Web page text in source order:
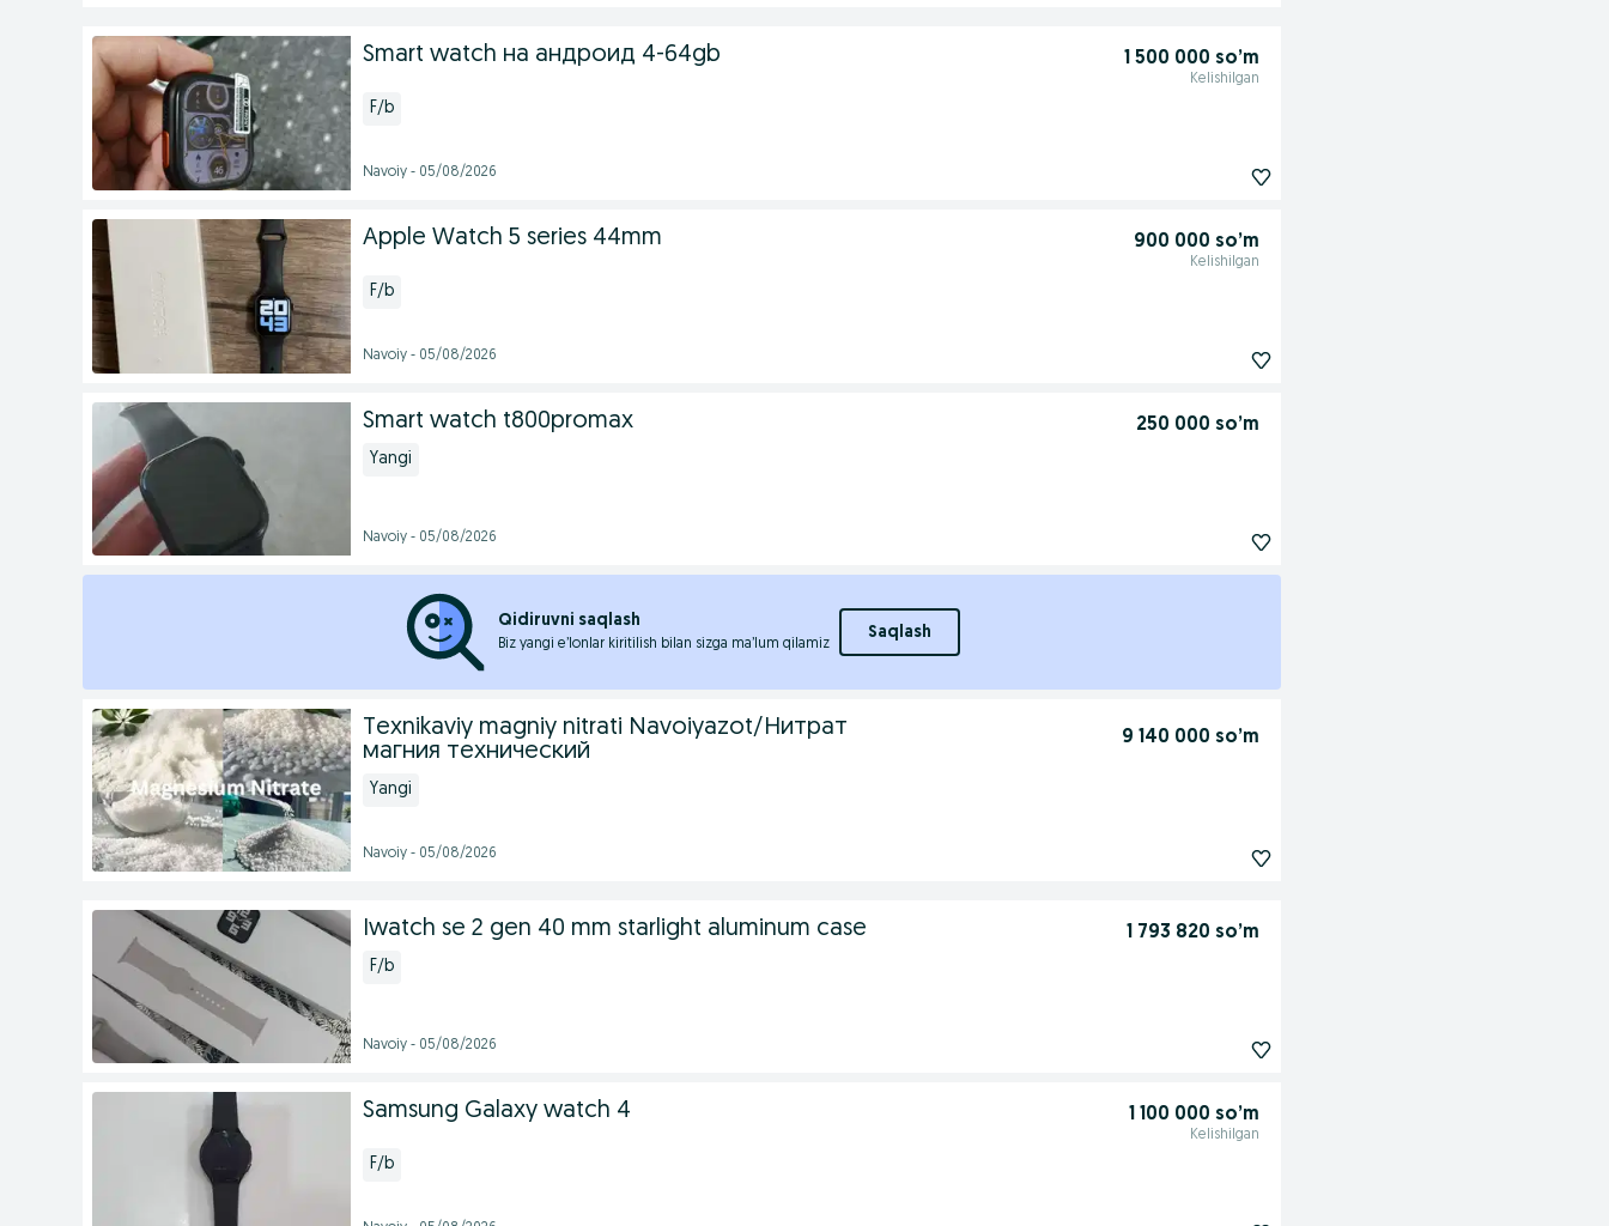
Smart watch на андроид 4-64gb 1 500 000 so’m
Kelishilgan
F/b
Navoiy - 05/08/2026
Apple Watch 5 series 44mm 900 000 so’m
Kelishilgan
F/b
Navoiy - 05/08/2026
Smart watch t800promax 250 000 so’m
Yangi
Navoiy - 05/08/2026
Qidiruvni saqlash
Biz yangi e’lonlar kiritilish bilan sizga ma’lum qilamiz
Saqlash
Texnikaviy magniy nitrati Navoiyazot/Нитрат
магния технический
9 140 000 so’m
Yangi
Navoiy - 05/08/2026
Iwatch se 2 gen 40 mm starlight aluminum case 1 793 820 so’m
F/b
Navoiy - 05/08/2026
Samsung Galaxy watch 4 1 100 000 so’m
Kelishilgan
F/b